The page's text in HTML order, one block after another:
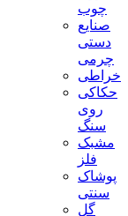
چوب
صنایع
دستی
چرمی
خراطی
حکاکی
روی
سنگ
مشبک
فلز
پوشاک
سنتی
گل